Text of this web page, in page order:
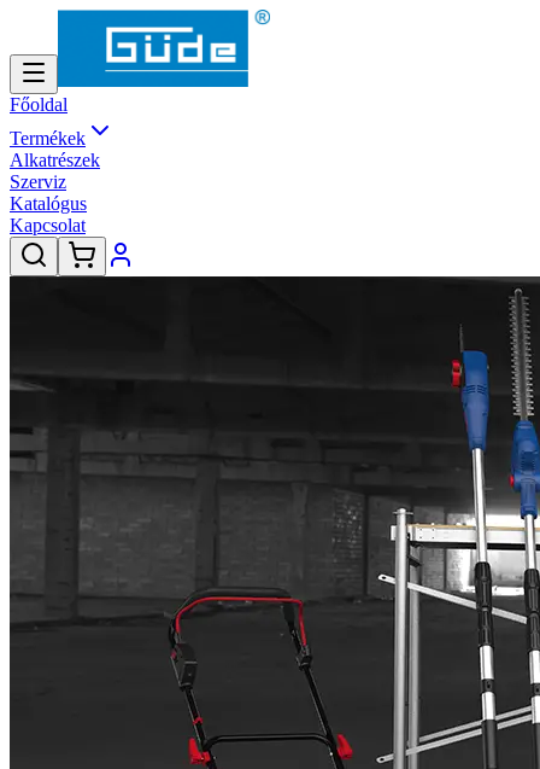
Főoldal
Termékek
Alkatrészek
Szerviz
Katalógus
Kapcsolat